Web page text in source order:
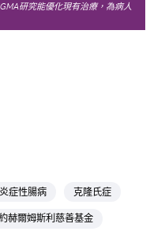
研究能優化現有治療，為病人
炎症性腸病
克隆氏症
赫爾姆斯利慈善基金